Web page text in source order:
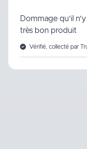
Dommage qu’il
très bon produit
Vérifié, collecté par